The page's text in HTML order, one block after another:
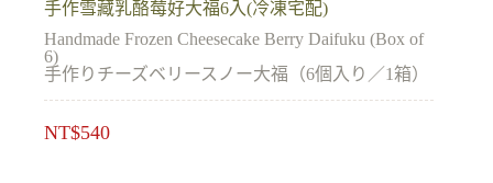
手作雪藏乳酪莓好大福6入(冷凍宅配)
Handmade Frozen Cheesecake Berry Daifuku (Box of
6)
手作りチーズベリースノー大福（6個入り／1箱）
NT$540